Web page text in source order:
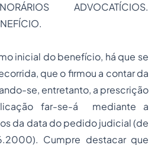
ADVOCATÍCIOS.
inicial do benefício, há que se
que o firmou a contar da
se, entretanto, a prescrição
far-se-á mediante a
da data do pedido judicial (de
Cumpre destacar que